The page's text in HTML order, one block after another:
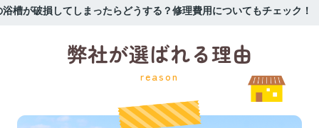
槽が破損してしまったらどうする？修理費用についてもチェック！
弊社が選ばれる理由
reason